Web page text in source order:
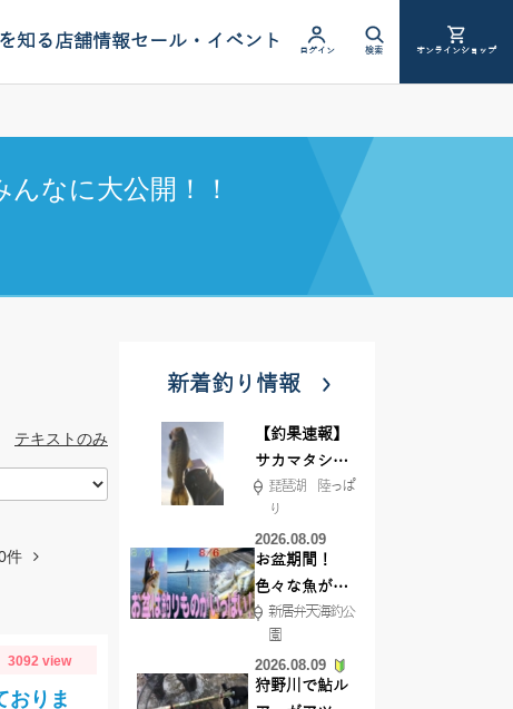
知る店舗情報セール・イベント ログイン 検索 オンラインショップ
なに大公開！！
テキストのみ
件
3092 view
おりま
新着釣り情報
【釣果速報】
サカマタシャ
ッド6インチ
で50ジャスト
ゲット!!
琵琶湖 陸っぱ
り
2026.08.09
お盆期間！
色々な魚が沢
山釣れてます
よ！
新居弁天海釣公
園
2026.08.09
狩野川で鮎ル